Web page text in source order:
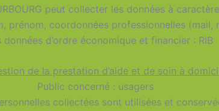
peut collecter les données à
prénom, coordonnées professionnelles (mail,
données d’ordre économique et financier : RIB
de la prestation d’aide et de soin à
Public concerné : usagers
collectées sont utilisées et